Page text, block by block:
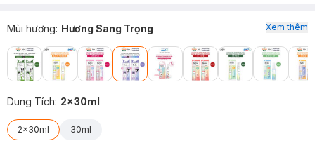
Mùi hương: Hương Sang Trọng
Dung Tích: 2x30ml
2x30ml 30ml
Xem thêm